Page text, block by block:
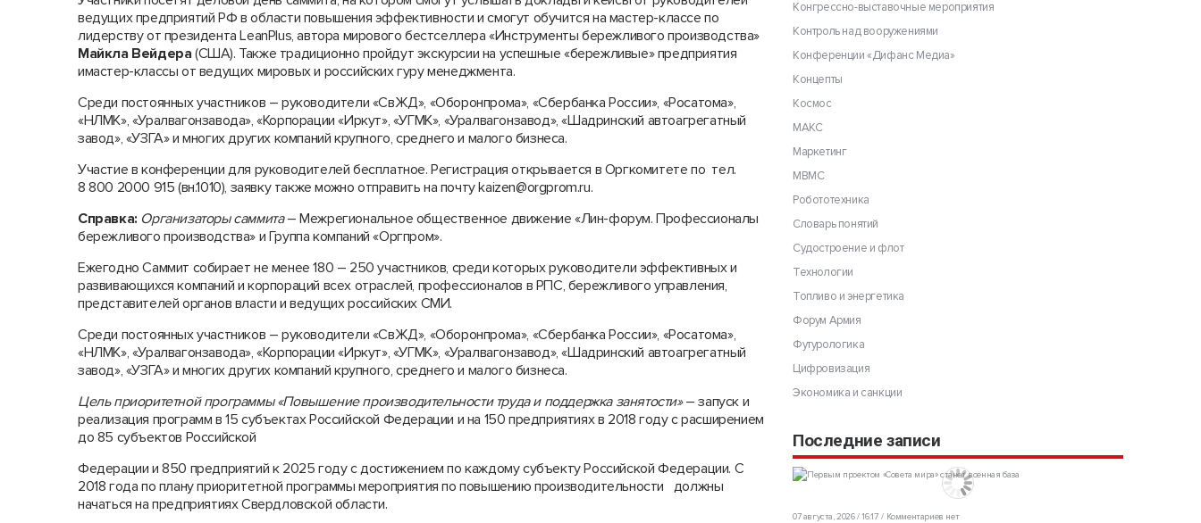
ведущих предприятий РФ в области повышения эффективности и смогут обучится на мастер-классе по
лидерству от президента LeanPlus, автора мирового бестселлера «Инструменты бережливого производства»
Майкла Вейдера (США). Также традиционно пройдут экскурсии на успешные «бережливые» предприятия
имастер-классы от ведущих мировых и российских гуру менеджмента.
Среди постоянных участников – руководители «СвЖД», «Оборонпрома», «Сбербанка России», «Росатома»,
«НЛМК», «Уралвагонзавода», «Корпорации «Иркут», «УГМК», «Уралвагонзавод», «Шадринский автоагрегатный
завод», «УЗГА» и многих других компаний крупного, среднего и малого бизнеса.
Участие в конференции для руководителей бесплатное. Регистрация открывается в Оргкомитете по тел.
8 800 2000 915 (вн.1010), заявку также можно отправить на почту kaizen@orgprom.ru.
Справка: Организаторы саммита– Межрегиональное общественное движение «Лин-форум. Профессионалы
бережливого производства» и Группа компаний «Оргпром».
Ежегодно Саммит собирает не менее 180 – 250 участников, среди которых руководители эффективных и
развивающихся компаний и корпораций всех отраслей, профессионалов в РПС, бережливого управления,
представителей органов власти и ведущих российских СМИ.
Среди постоянных участников – руководители «СвЖД», «Оборонпрома», «Сбербанка России», «Росатома»,
«НЛМК», «Уралвагонзавода», «Корпорации «Иркут», «УГМК», «Уралвагонзавод», «Шадринский автоагрегатный
завод», «УЗГА» и многих других компаний крупного, среднего и малого бизнеса.
Цель приоритетной программы«Повышение производительности труда и поддержка занятости»– запуск и
реализация программ в 15 субъектах Российской Федерации и на 150 предприятиях в 2018 году с расширением
до 85 субъектов Российской
Федерации и 850 предприятий к 2025 году с достижением по каждому субъекту Российской Федерации. С
2018 года по плану приоритетной программы мероприятия по повышению производительности должны
начаться на предприятиях Свердловской области.
Конгрессно-выставочные мероприятия
Контроль над вооружениями
Конференции «Дифанс Медиа»
Концепты
Космос
МАКС
Маркетинг
МВМС
Робототехника
Словарь понятий
Судостроение и флот
Технологии
Топливо и энергетика
Форум Армия
Футурологика
Цифровизация
Экономика и санкции
Последние записи
07 августа, 2026 / 16:17 Комментариев нет